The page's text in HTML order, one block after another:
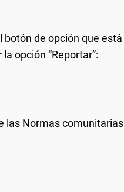
botón de opción que está
opción “Reportar”:
las Normas comunitarias